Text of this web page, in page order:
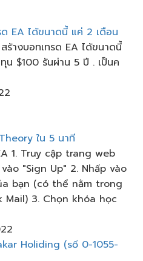
ด​ EA​ ได้ขนาดนี้​ แค่​ 2 เดือน​
ร้างบอทเทรด​ EA​ ได้ขนาดนี้​
ทุน​ $100 รันผ่าน​ 5 ปี​ . เป็นค
ใน 5 นาที
1. Truy cập trang web
"Sign Up" 2. Nhấp vào
bạn (có thể nằm trong
Mail) 3. Chọn khóa học
Holiding (số 0-1055-